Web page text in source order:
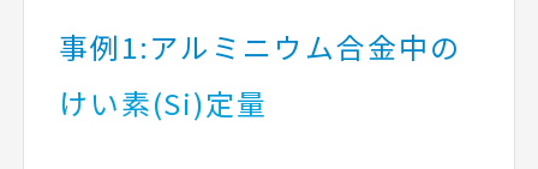
事例1:アルミニウム合金中の
けい素(Si)定量